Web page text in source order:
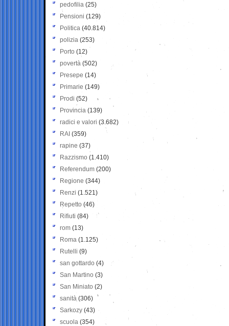
pedofilia (25)
Pensioni (129)
Politica (40.814)
polizia (253)
Porto (12)
povertà (502)
Presepe (14)
Primarie (149)
Prodi (52)
Provincia (139)
radici e valori (3.682)
RAI (359)
rapine (37)
Razzismo (1.410)
Referendum (200)
Regione (344)
Renzi (1.521)
Repetto (46)
Rifiuti (84)
rom (13)
Roma (1.125)
Rutelli (9)
san gottardo (4)
San Martino (3)
San Miniato (2)
sanità (306)
Sarkozy (43)
scuola (354)